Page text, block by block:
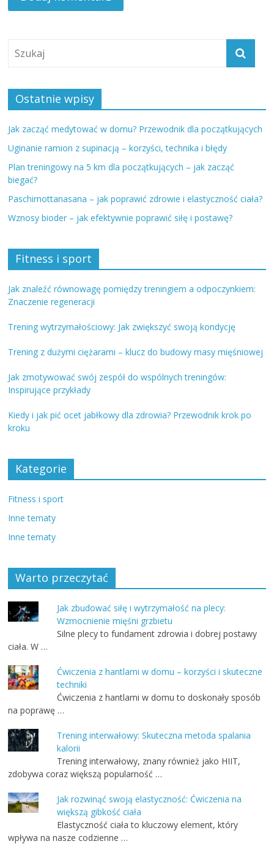
Ostatnie wpisy
Jak zacząć medytować w domu? Przewodnik dla początkujących
Uginanie ramion z supinacją – korzyści, technika i błędy
Plan treningowy na 5 km dla początkujących – jak zacząć
biegać?
Paschimottanasana – jak poprawić zdrowie i elastyczność ciała?
Wznosy bioder – jak efektywnie poprawić siłę i postawę?
Fitness i sport
Jak znaleźć równowagę pomiędzy treningiem a odpoczynkiem:
Znaczenie regeneracji
Trening wytrzymałościowy: Jak zwiększyć swoją kondycję
Trening z dużymi ciężarami – klucz do budowy masy mięśniowej
Jak zmotywować swój zespół do wspólnych treningów:
Inspirujące przykłady
Kiedy i jak pić ocet jabłkowy dla zdrowia? Przewodnik krok po
kroku
Kategorie
Fitness i sport
Inne tematy
Inne tematy
Warto przeczytać
Jak zbudować siłę i wytrzymałość na plecy:
Wzmocnienie mięśni grzbietu
Silne plecy to fundament zdrowia i dobrej postawy
ciała. W …
Ćwiczenia z hantlami w domu – korzyści i skuteczne
techniki
Ćwiczenia z hantlami w domu to doskonały sposób
na poprawę …
Trening interwałowy: Skuteczna metoda spalania
kalorii
Trening interwałowy, znany również jako HIIT,
zdobywa coraz większą popularność …
Jak rozwinąć swoją elastyczność: Ćwiczenia na
większą gibkość ciała
Elastyczność ciała to kluczowy element, który
wpływa na nasze codzienne …